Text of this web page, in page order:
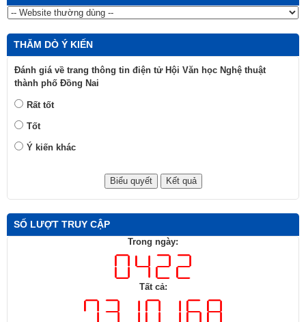
THĂM DÒ Ý KIẾN
Đánh giá về trang thông tin điện tử Hội Văn học Nghệ thuật
thành phố Đồng Nai
Rất tốt
Tốt
Ý kiến khác
SỐ LƯỢT TRUY CẬP
Trong ngày:
Tất cả: